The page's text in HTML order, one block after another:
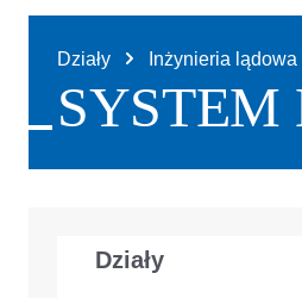
Działy Inżynieria lądowa
SYSTEM
Działy